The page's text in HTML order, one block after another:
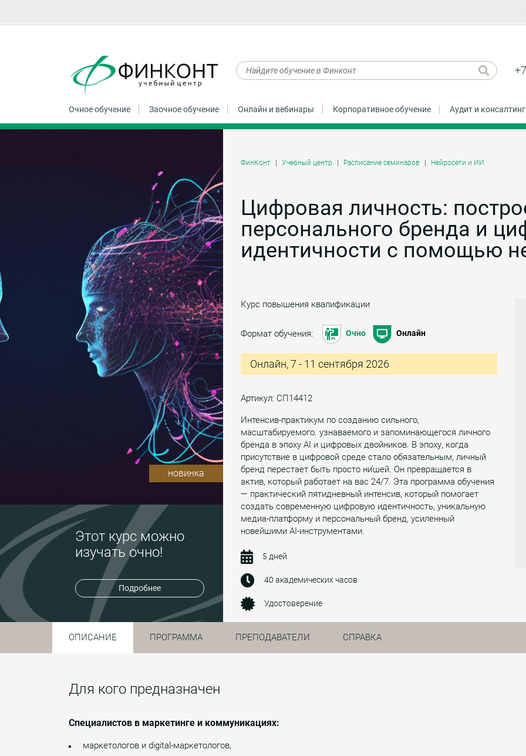
Очное обучение Заочное обучение Онлайн и вебинары Корпоративное обучение Аудит и консалтинг
новинка
Этот курс можно
изучать очно!
Подробнее
ФинКонт Учебный центр Расписание семинаров Нейросети и ИИ
Цифровая личность:
персонального бренда и
идентичности с помощью
Курс повышения квалификации
Формат обучения: Очно Онлайн
Онлайн, 7 - 11 сентября 2026
Артикул: СП14412
Интенсив-практикум по созданию сильного,
масштабируемого. узнаваемого и запоминающегося личного
бренда в эпоху AI и цифровых двойников. В эпоху, когда
присутствие в цифровой среде стало обязательным, личный
бренд перестает быть просто ни́шей. Он превращается в
актив, который работает на вас 24/7. Эта программа обучения
— практический пятидневный интенсив, который помогает
создать современную цифровую идентичность, уникальную
медиа-платформу и персональный бренд, усиленный
новейшими AI-инструментами.
5 дней
40 академических часов
Удостоверение
ОПИСАНИЕ ПРОГРАММА ПРЕПОДАВАТЕЛИ СПРАВКА
Для кого предназначен
Специалистов в маркетинге и коммуникациях:
маркетологов и digital-маркетологов,